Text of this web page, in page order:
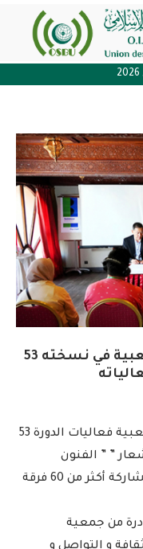
المهرجان الوطني للفنون الشعبية في نسخته 53
يواصل المهرجان الوطني للفنون الشعبية فعاليات الدورة 53
” ” الفنون
الشعبية … إيقاعات و رموز خالدة”، بمشاركة أكثر من 60 فرقة
من جمعية